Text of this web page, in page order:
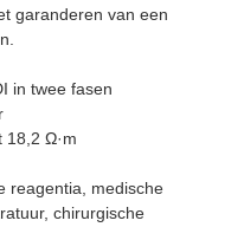
garanderen van een
in twee fasen
18,2 Ω·m
reagentia, medische
chirurgische